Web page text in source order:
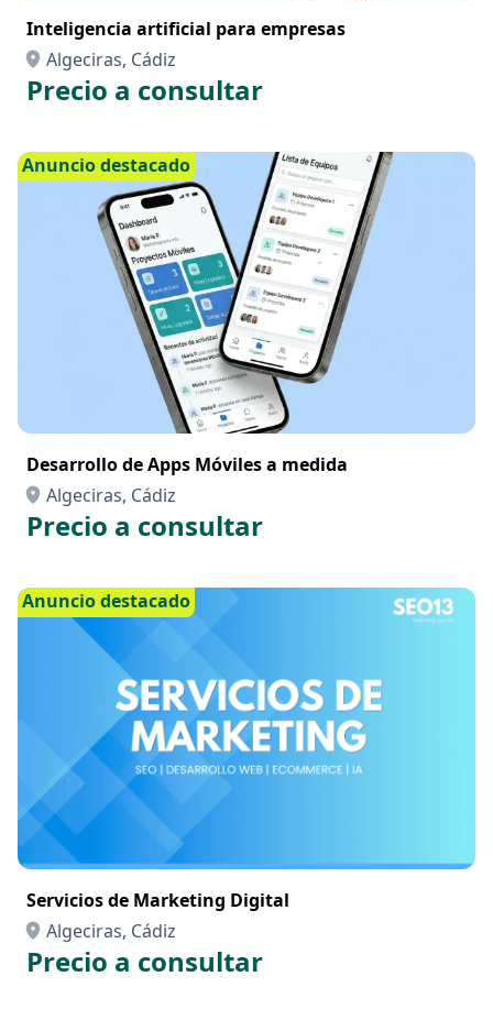
Inteligencia artificial para empresas
Algeciras, Cádiz
Precio a consultar
Anuncio destacado
Desarrollo de Apps Móviles a medida
Algeciras, Cádiz
Precio a consultar
Anuncio destacado
Servicios de Marketing Digital
Algeciras, Cádiz
Precio a consultar